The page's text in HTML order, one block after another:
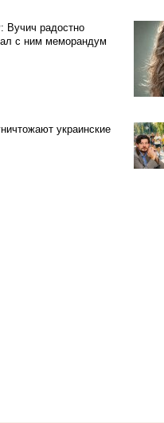
Вучич радостно
с ним меморандум
украинские